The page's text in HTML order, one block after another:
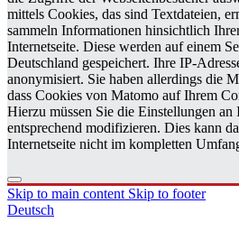
mittels Cookies, das sind Textdateien,
sammeln Informationen hinsichtlich
Internetseite. Diese werden auf einem
Deutschland gespeichert. Ihre IP-
anonymisiert. Sie haben allerdings die
dass Cookies von Matomo auf Ihrem
Hierzu müssen Sie die Einstellungen
entsprechend modifizieren. Dies kann
Internetseite nicht im kompletten
Skip to main content Skip to footer
Deutsch